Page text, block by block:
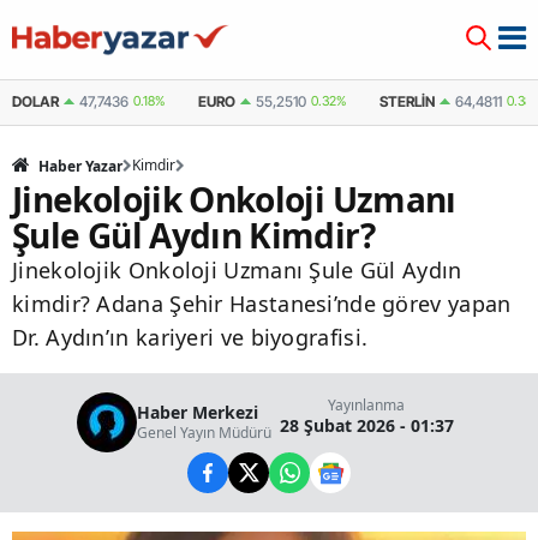
DOLAR 47,7436 0.18% EURO 55,2510 0.32% STERLIN 64,4811
Haber Yazar Kimdir
Jinekolojik Onkoloji Uzmanı
Şule Gül Aydın Kimdir?
Jinekolojik Onkoloji Uzmanı Şule Gül Aydın
kimdir? Adana Şehir Hastanesi’nde görev yapan
Dr. Aydın’ın kariyeri ve biyografisi.
Haber Merkezi
Genel Yayın Müdürü
Yayınlanma
28 Şubat 2026 - 01:37